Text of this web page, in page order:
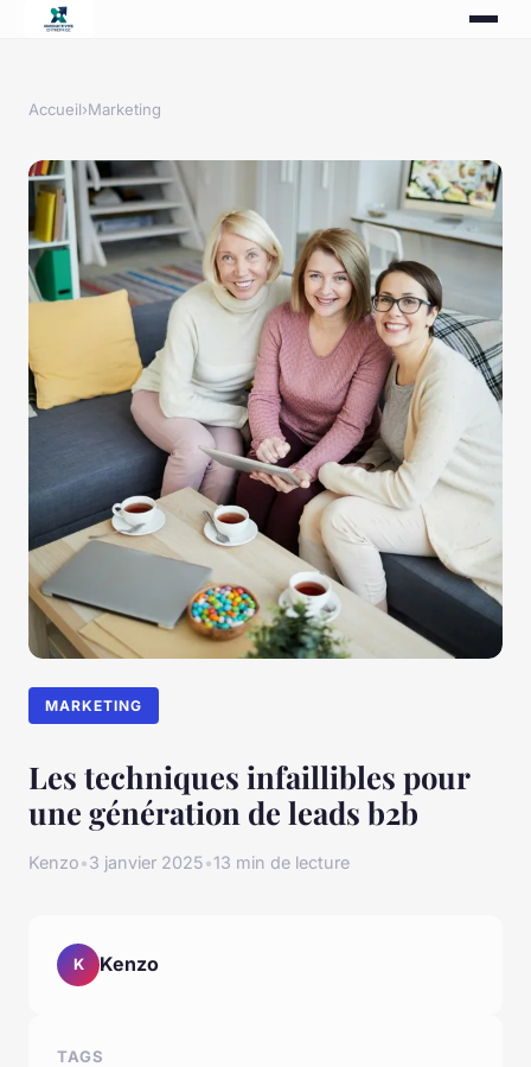
Accueil›Marketing
MARKETING
Les techniques infaillibles pour
une génération de leads b2b
Kenzo•3 janvier 2025•13 min de lecture
K Kenzo
TAGS